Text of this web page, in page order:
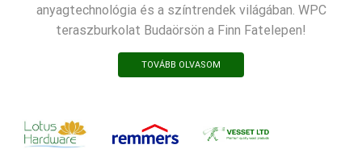
anyagtechnológia és a színtrendek világában. WPC
teraszburkolat Budaörsön a Finn Fatelepen!
TOVÁBB OLVASOM